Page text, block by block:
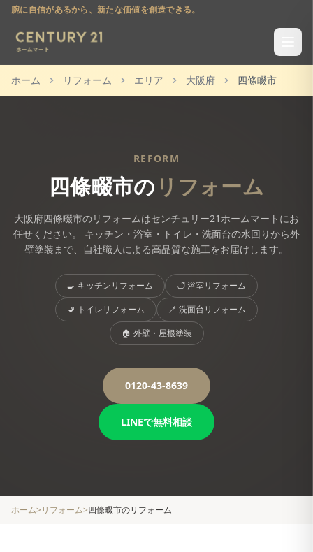
腕に自信があるから、新たな価値を創造できる。
ホーム リフォーム エリア 大阪府 四條畷市
REFORM
四條畷市の リフォーム
大阪府四條畷市のリフォームはセンチュリー21ホームマートにお
任せください。 キッチン・浴室・トイレ・洗面台の水回りから外
壁塗装まで、自社職人による高品質な施工をお届けします。
🍳 キッチンリフォーム 🛁浴室リフォーム
🚽 トイレリフォーム 🪥 洗面台リフォーム
🏠 外壁・屋根塗装
0120-43-8639
LINEで無料相談
ホーム> リフォーム>四條畷市のリフォーム